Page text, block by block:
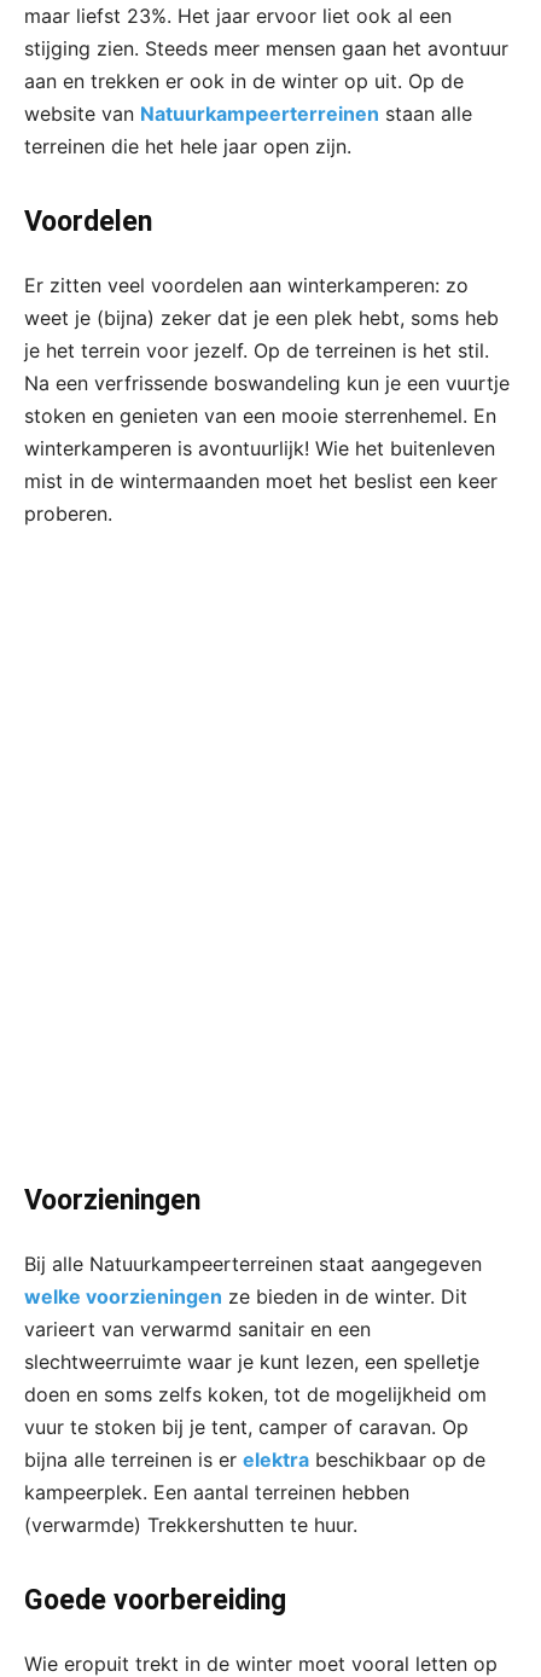
maar liefst 23%. Het jaar ervoor liet ook al een
stijging zien. Steeds meer mensen gaan het avontuur
aan en trekken er ook in de winter op uit. Op de
website van Natuurkampeerterreinen staan alle
terreinen die het hele jaar open zijn.
Voordelen
Er zitten veel voordelen aan winterkamperen: zo
weet je (bijna) zeker dat je een plek hebt, soms heb
je het terrein voor jezelf. Op de terreinen is het stil.
Na een verfrissende boswandeling kun je een vuurtje
stoken en genieten van een mooie sterrenhemel. En
winterkamperen is avontuurlijk! Wie het buitenleven
mist in de wintermaanden moet het beslist een keer
proberen.
Voorzieningen
Bij alle Natuurkampeerterreinen staat aangegeven
welke voorzieningen ze bieden in de winter. Dit
varieert van verwarmd sanitair en een
slechtweerruimte waar je kunt lezen, een spelletje
doen en soms zelfs koken, tot de mogelijkheid om
vuur te stoken bij je tent, camper of caravan. Op
bijna alle terreinen is er elektra beschikbaar op de
kampeerplek. Een aantal terreinen hebben
(verwarmde) Trekkershutten te huur.
Goede voorbereiding
Wie eropuit trekt in de winter moet vooral letten op